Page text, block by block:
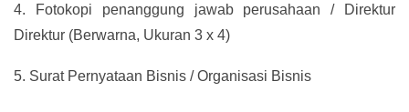
4.
Fotokopi penanggung jawab perusahaan / Direktur
Direktur (Berwarna, Ukuran 3 x 4)
5. Surat Pernyataan Bisnis / Organisasi Bisnis